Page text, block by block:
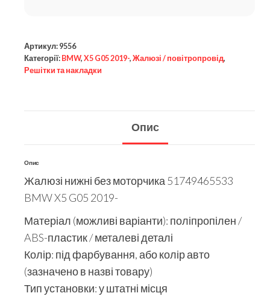
Артикул: 9556
Категорії: BMW, X5 G05 2019-, Жалюзі / повітропровід,
Решітки та накладки
Опис
Опис
Жалюзі нижні без моторчика 51749465533
BMW X5 G05 2019-
Матеріал (можливі варіанти): поліпропілен /
ABS-пластик / металеві деталі
Колір: під фарбування, або колір авто
(зазначено в назві товару)
Тип установки: у штатні місця